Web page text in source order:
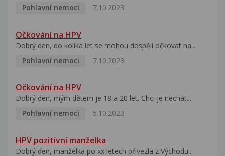
Pohlavní nemoci
7.10.2023
Očkování na HPV
Dobrý den, do kolika let se mohou dospělí očkovat na...
Pohlavní nemoci
7.10.2023
Očkování na HPV
Dobrý den, mým dětem je 18 a 20 let. Chci je nechat...
Pohlavní nemoci
5.10.2023
HPV pozitivní manželka
Dobrý den, manželka po xx letech přivezla z Východu...